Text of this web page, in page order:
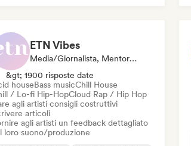
ETN Vibes
Media/Giornalista, Mentore, Esperto Del Suono
&gt; 1900 risposte date
houseBass musicChill House
/ Lo-fi Hip-HopCloud Rap / Hip Hop
agli artisti consigli costruttivi
articoli
agli artisti un feedback dettagliato
loro suono/produzione